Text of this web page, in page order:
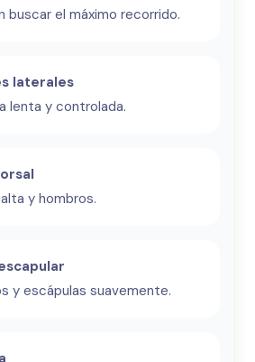
buscar el máximo recorrido.
laterales
lenta y controlada.
y hombros.
y escápulas suavemente.